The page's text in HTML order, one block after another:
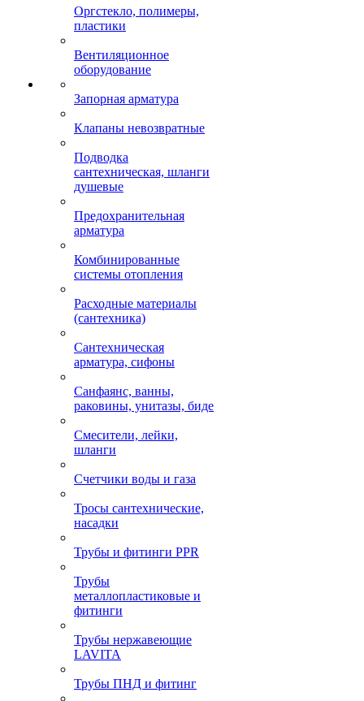
Оргстекло, полимеры,
пластики
Вентиляционное
оборудование
Запорная арматура
Клапаны невозвратные
Подводка
сантехническая, шланги
душевые
Предохранительная
арматура
Комбинированные
системы отопления
Расходные материалы
(сантехника)
Сантехническая
арматура, сифоны
Санфаянс, ванны,
раковины, унитазы, биде
Смесители, лейки,
шланги
Счетчики воды и газа
Тросы сантехнические,
насадки
Трубы и фитинги PPR
Трубы
металлопластиковые и
фитинги
Трубы нержавеющие
LAVITA
Трубы ПНД и фитинг